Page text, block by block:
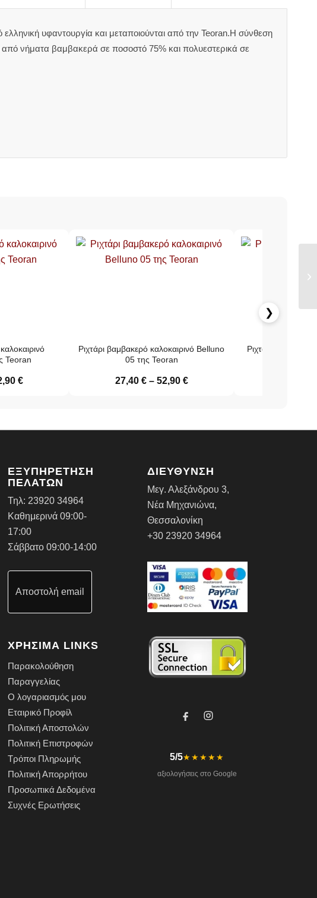
υφαντουργία και μεταποιούνται από την Teoran.Η σύνθεση
από νήματα βαμβακερά σε ποσοστό 75% και πολυεστερικά σε
Teoran
€
Ριχτάρι βαμβακερό καλοκαιρινό Belluno
05 της Teoran
27,40 € – 52,90 €
Ριχτάρι
❯
ΕΞΥΠΗΡΕΤΗΣΗ
ΠΕΛΑΤΩΝ
Τηλ: 23920 34964
Καθημερινά 09:00-
17:00
Σάββατο 09:00-14:00
Αποστολή email
ΧΡΗΣΙΜΑ LINKS
Παρακολούθηση
Παραγγελίας
Ο λογαριασμός μου
Εταιρικό Προφίλ
Πολιτική Αποστολών
Πολιτική Επιστροφών
Τρόποι Πληρωμής
Πολιτική Απορρήτου
Προσωπικά Δεδομένα
Συχνές Ερωτήσεις
ΔΙΕΥΘΥΝΣΗ
Μεγ. Αλεξάνδρου 3,
Νέα Μηχανιώνα,
Θεσσαλονίκη
+30 23920 34964
5/5★★★★★
αξιολογήσεις στο Google